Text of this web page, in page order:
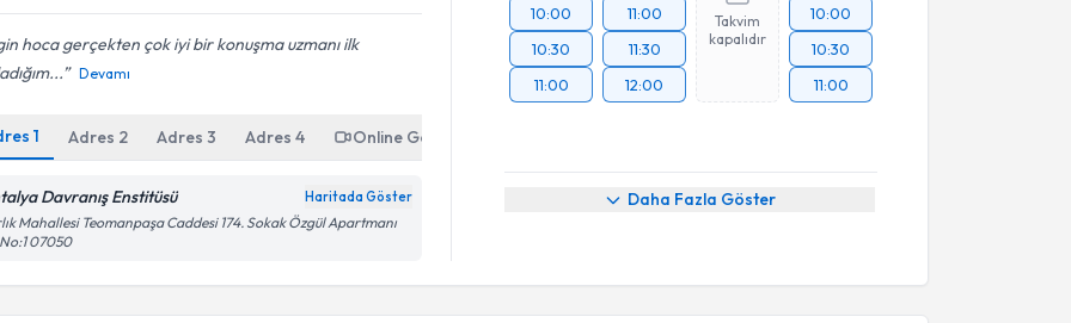
hoca gerçekten çok iyi bir konuşma uzmanı ilk
Devamı
1 Adres 2 Adres3 Adres4 Online Görüşme
Davranış Enstitüsü Haritada Göster
Mahallesi Teomanpaşa Caddesi 174. Sokak Özgül Apartmanı
No:1 07050
10:00
10:30
11:00
11:00
11:30
12:00
Takvim
kapalıdır
10:00
10:30
11:00
Daha Fazla Göster